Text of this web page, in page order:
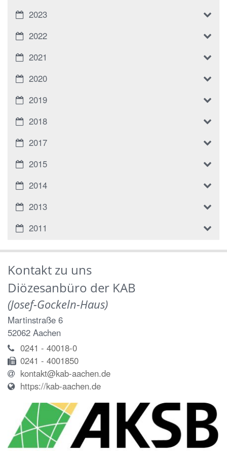
2023
2022
2021
2020
2019
2018
2017
2015
2014
2013
2011
Kontakt zu uns
Diözesanbüro der KAB
(Josef-Gockeln-Haus)
Martinstraße 6
52062 Aachen
0241 - 40018-0
0241 - 4001850
kontakt@kab-aachen.de
https://kab-aachen.de